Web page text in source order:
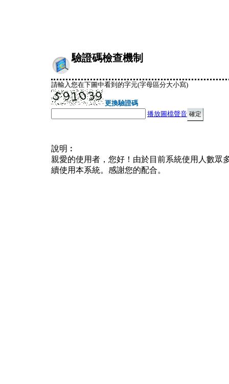
驗證碼檢查機制
請輸入您在下圖中看到的字元(字母區分大小寫)
更換驗證碼
播放圖檔聲音
說明︰
親愛的使用者，您好！由於目前系統使用人數眾
續使用本系統。感謝您的配合。